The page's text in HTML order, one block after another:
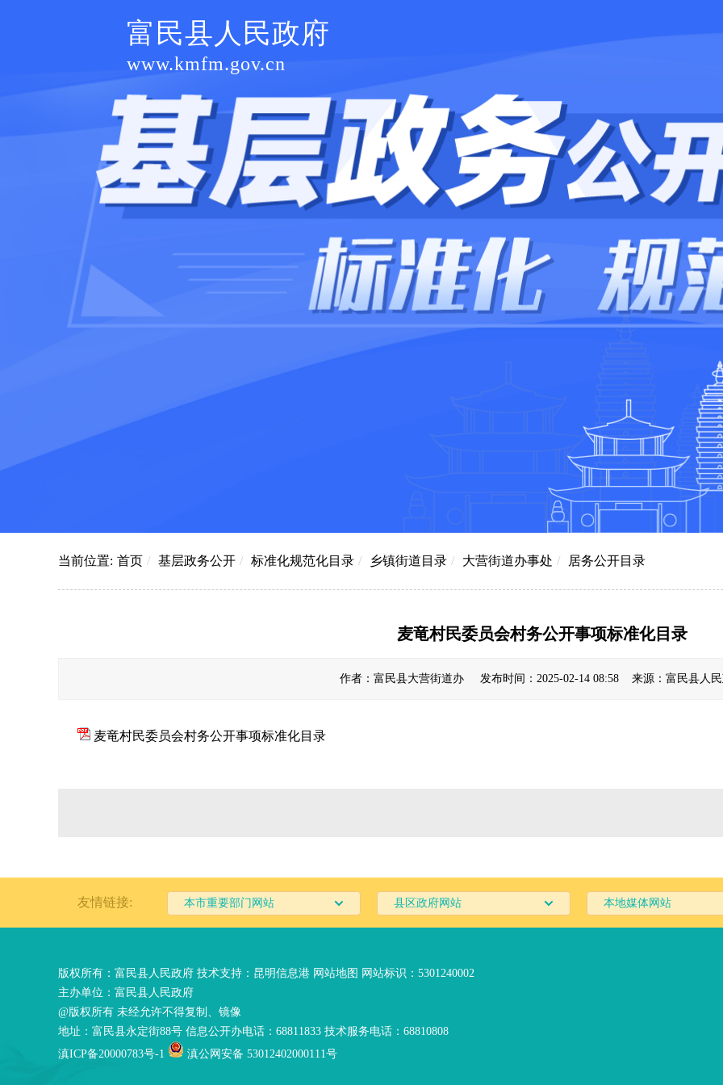
富民县人民政府
www.kmfm.gov.cn
当前位置: 首页 / 基层政务公开 / 标准化规范化目录 / 乡镇街道目录 / 大营街道办事处 / 居务公开目录
麦竜村民委员会村务公开事项标准化目录
作者：富民县大营街道办 发布时间：2025-02-14 08:58 来源：富民县人
麦竜村民委员会村务公开事项标准化目 录
友情链接: 本市重要部门网站 县区政府网站 本地媒体网站
版权所有：富民县人民政府 技术支持： 昆明信息港 网站地图 网站标识：5301240002
主办单位：富民县人民政府
@版权所有 未经允许不得复制、镜像
地址：富民县永定街88号 信息公开办电话：68811833 技术服务电话：68810808
滇ICP备20000783号-1
滇公网安备 53012402000111号